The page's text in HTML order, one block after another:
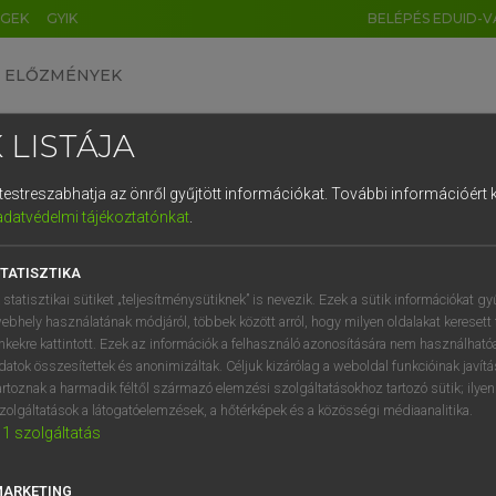
GYIK BELÉPÉS EDUID-
ELŐZMÉNYEK
angol szótár
tul Suriname
keresése szótárainkban
LISTÁJA
az önről gyűjtött információkat. További információért
tájékoztatónkat.
statisztikai sütiket „teljesítménysütiknek” is nevezik. Ezek a sütik információkat
használatának módjáról, többek között arról, hogy milyen oldalakat keresett
kattintott. Ezek az információk a felhasználó azonosítására nem
összesítettek és anonimizáltak. Céljuk kizárólag a weboldal funkcióinak
a harmadik féltől származó elemzési szolgáltatásokhoz tartozó sütik;
a látogatóelemzések, a hőtérképek és a közösségi médiaanalitika.
1 szolgáltatás
DE CN FR ES IT NL
1 2 3 4 5 6 7 8 9
q w e r t z u i
a s d f g h j k l é
í y x c v b n m , .